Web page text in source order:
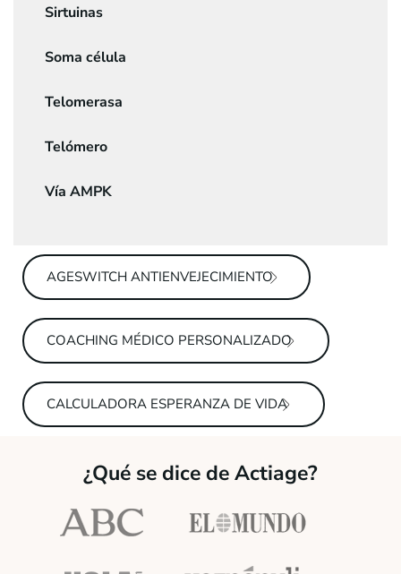
Sirtuinas
Soma célula
Telomerasa
Telómero
Vía AMPK
AGESWITCH ANTIENVEJECIMIENTO
COACHING MÉDICO PERSONALIZADO
CALCULADORA ESPERANZA DE VIDA
¿Qué se dice de Actiage?